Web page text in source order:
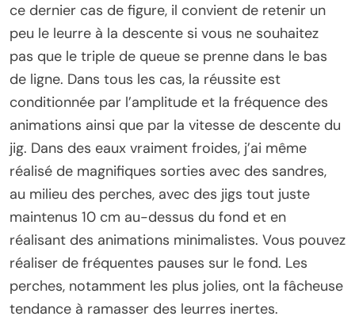
ce dernier cas de figure, il convient de retenir un
peu le leurre à la descente si vous ne souhaitez
pas que le triple de queue se prenne dans le bas
de ligne. Dans tous les cas, la réussite est
conditionnée par l’amplitude et la fréquence des
animations ainsi que par la vitesse de descente du
jig. Dans des eaux vraiment froides, j’ai même
réalisé de magnifiques sorties avec des sandres,
au milieu des perches, avec des jigs tout juste
maintenus 10 cm au-dessus du fond et en
réalisant des animations minimalistes. Vous pouvez
réaliser de fréquentes pauses sur le fond. Les
perches, notamment les plus jolies, ont la fâcheuse
tendance à ramasser des leurres inertes.